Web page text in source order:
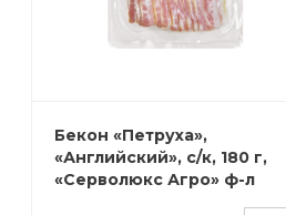
Бекон «Петруха»,
«Английский», с/к, 180 г,
«Серволюкс Агро» ф-л